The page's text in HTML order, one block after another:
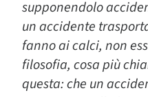
supponendolo
un accidente
fanno ai calci, non
filosofia, cosa più
questa: che un